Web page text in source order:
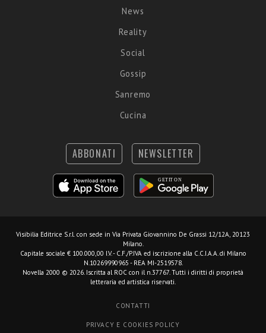
News
Reality
Social
Gossip
Sanremo
Cucina
ABBONATI NEWSLETTER
Visibilia Editrice S.r.l. con sede in Via Privata Giovannino De Grassi 12/12A, 20123
Milano.
Capitale sociale € 100.000,00 I.V. - C.F./P.IVA ed iscrizione alla C.C.I.A.A. di Milano
N.10269990965 - REA MI-2519578.
Novella 2000 © 2026. Iscritta al ROC con il n.37767. Tutti i diritti di proprietà
letteraria ed artistica riservati.
CONTATTI
PRIVACY E COOKIES POLICY